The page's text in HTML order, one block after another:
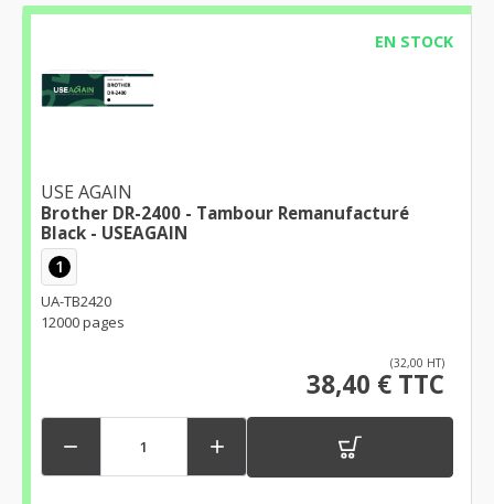
EN STOCK
USE AGAIN
Brother DR-2400 - Tambour Remanufacturé
Black - USEAGAIN
1
UA-TB2420
12000 pages
(32,00 HT)
38,40 € TTC
 